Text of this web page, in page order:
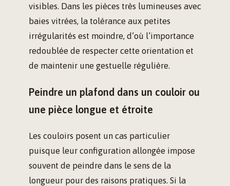
visibles. Dans les pièces très lumineuses avec
baies vitrées, la tolérance aux petites
irrégularités est moindre, d’où l’importance
redoublée de respecter cette orientation et
de maintenir une gestuelle régulière.
Peindre un plafond dans un couloir ou
une pièce longue et étroite
Les couloirs posent un cas particulier
puisque leur configuration allongée impose
souvent de peindre dans le sens de la
longueur pour des raisons pratiques. Si la